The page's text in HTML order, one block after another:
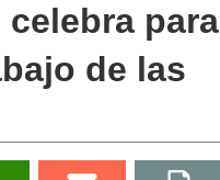
para
de las